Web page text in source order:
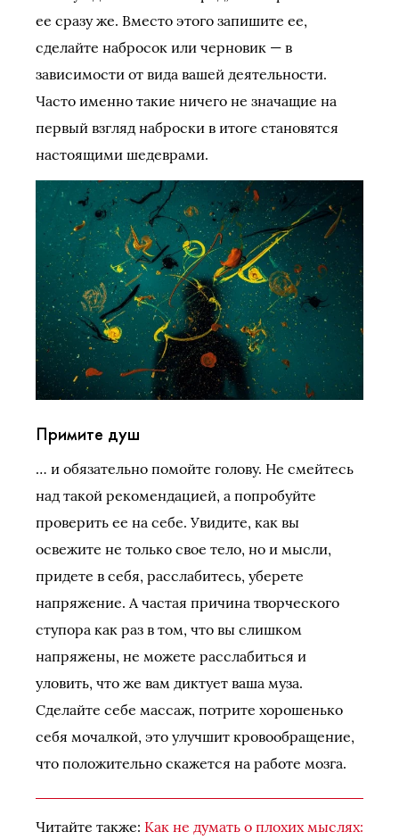
ее сразу же. Вместо этого запишите ее,
сделайте набросок или черновик — в
зависимости от вида вашей деятельности.
Часто именно такие ничего не значащие на
первый взгляд наброски в итоге становятся
настоящими шедеврами.
Примите душ
… и обязательно помойте голову. Не смейтесь
над такой рекомендацией, а попробуйте
проверить ее на себе. Увидите, как вы
освежите не только свое тело, но и мысли,
придете в себя, расслабитесь, уберете
напряжение. А частая причина творческого
ступора как раз в том, что вы слишком
напряжены, не можете расслабиться и
уловить, что же вам диктует ваша муза.
Сделайте себе массаж, потрите хорошенько
себя мочалкой, это улучшит кровообращение,
что положительно скажется на работе мозга.
Читайте также: Как не думать о плохих мыслях: